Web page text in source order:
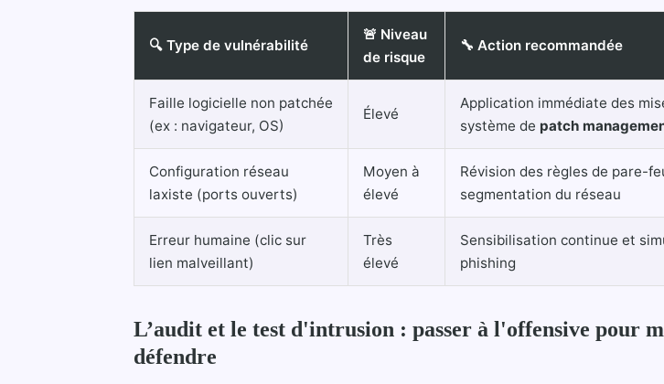
🔍 Type de vulnérabilité
🚨 Niveau
de risque
🔧 Action recommandée
Faille logicielle non patchée
(ex : navigateur, OS)
Élevé
Application immédiate des
système de patch
Configuration réseau
laxiste (ports ouverts)
Moyen à
élevé
Révision des règles de pare-
segmentation du réseau
Erreur humaine (clic sur
lien malveillant)
Très
élevé
Sensibilisation continue et
phishing
L’audit et le test d'intrusion : passer à l'offensive pour
défendre